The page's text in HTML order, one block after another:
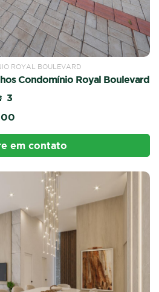
ROYAL BOULEVARD
Condomínio Royal Boulevard
3
em contato